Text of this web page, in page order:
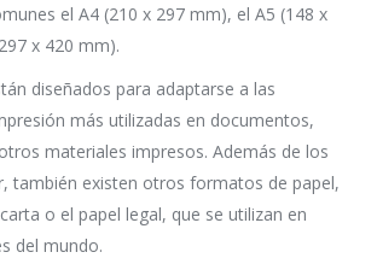
el A4 (210 x 297 mm), el A5 (148 x
x 420 mm).
diseñados para adaptarse a las
más utilizadas en documentos,
materiales impresos. Además de los
también existen otros formatos de papel,
o el papel legal, que se utilizan en
del mundo.